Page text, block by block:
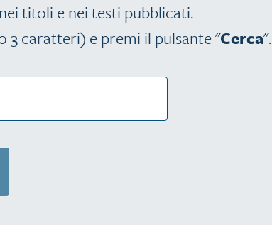
titoli e nei testi pubblicati.
3 caratteri) e premi il pulsante "Cerca".